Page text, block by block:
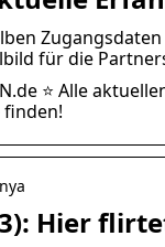
für die
⭐ Alle
finden!
Hier